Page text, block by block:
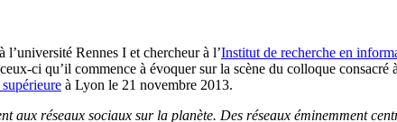
l’université Rennes I et chercheur à l’Institut de recherche en
ci qu’il commence à évoquer sur la scène du colloque
à Lyon le 21 novembre 2013.
réseaux sociaux sur la planète. Des réseaux éminemment